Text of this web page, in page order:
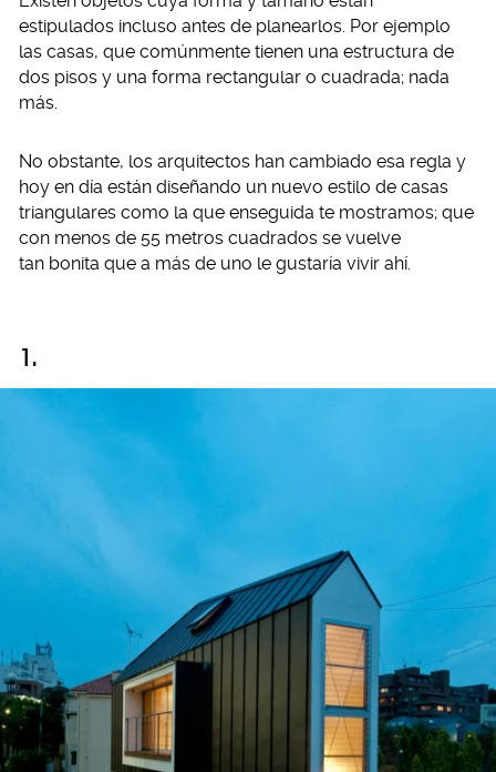
estipulados incluso antes de planearlos. Por ejemplo
las casas, que comúnmente tienen una estructura de
dos pisos y una forma rectangular o cuadrada; nada
más.
No obstante, los arquitectos han cambiado esa regla y
hoy en día están diseñando un nuevo estilo de casas
triangulares como la que enseguida te mostramos; que
con menos de 55 metros cuadrados se vuelve
tan bonita que a más de uno le gustaría vivir ahí.
1.